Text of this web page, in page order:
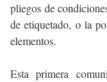
pliegos de
de etiquetado, o la
elementos.
Esta primera